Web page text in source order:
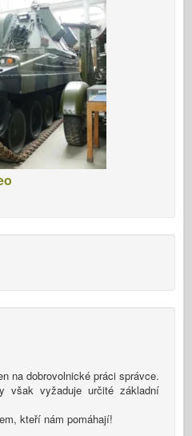
na dobrovolnické práci správce.
však vyžaduje určité základní
kteří nám pomáhají!